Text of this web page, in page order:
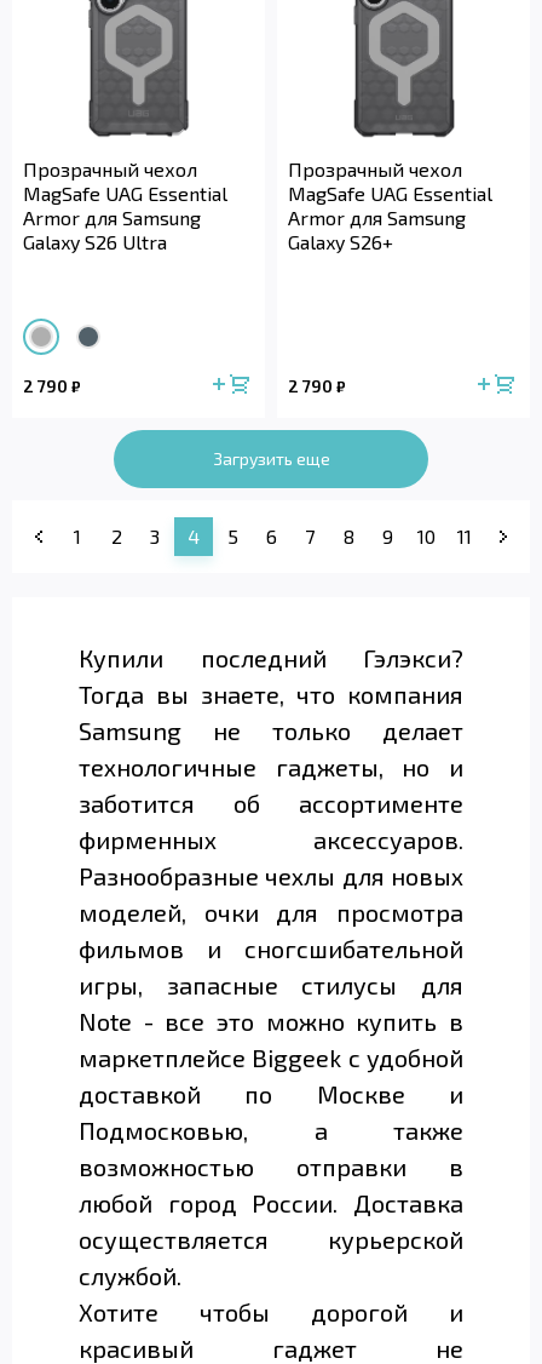
Прозрачный чехол
MagSafe UAG Essential
Armor для Samsung
Galaxy S26 Ultra
2 790 ₽
Прозрачный чехол
MagSafe UAG Essential
Armor для Samsung
Galaxy S26+
2 790 ₽
Загрузить еще
1 2 3 4 5 6 7 8 9 10 11
Купили последний Гэлэкси?
Тогда вы знаете, что компания
Samsung не только делает
технологичные гаджеты, но и
заботится об ассортименте
фирменных аксессуаров.
Разнообразные чехлы для новых
моделей, очки для просмотра
фильмов и сногсшибательной
игры, запасные стилусы для
Note - все это можно купить в
маркетплейсе Biggeek с удобной
доставкой по Москве и
Подмосковью, а также
возможностью отправки в
любой город России. Доставка
осуществляется курьерской
службой.
Хотите чтобы дорогой и
красивый гаджет не